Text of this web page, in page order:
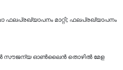
ഫലപ്രഖ്യാപനം മാറ്റി; ഫലപ്രഖ്യാപനം
സൗജന്യ ഓണ്‍ലൈന്‍ തൊഴില്‍ മേള